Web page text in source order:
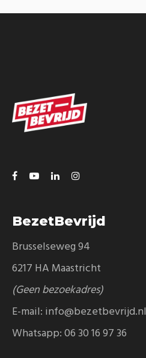
BezetBevrijd
Brusselseweg 94
6217 HA Maastricht
(Geen bezoekadres)
E-mail: info@bezetbevrijd.nl
Whatsapp:06 30 16 97 36